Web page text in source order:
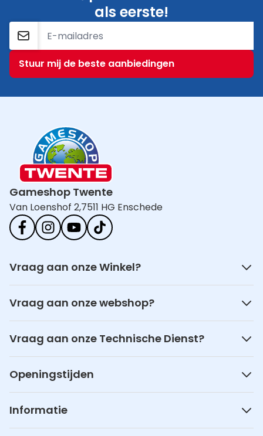
als eerste!
E-mailadres
Stuur mij de beste aanbiedingen
Gameshop Twente
Van Loenshof 2,7511 HG Enschede
Vraag aan onze Winkel?
Vraag aan onze webshop?
Vraag aan onze Technische Dienst?
Openingstijden
Informatie